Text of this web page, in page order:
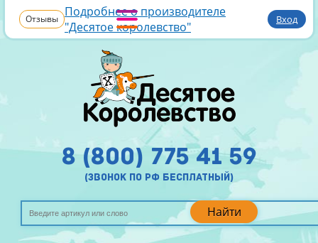
Отзывы Подробнее о производителе
"Десятое королевство"
Вход
Найти
8 (800) 775 41 59
(звонок по рф бесплатный)